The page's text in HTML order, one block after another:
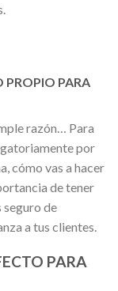
PROPIO PARA
razón… Para
por
cómo vas a hacer
de tener
seguro de
a tus clientes.
PARA